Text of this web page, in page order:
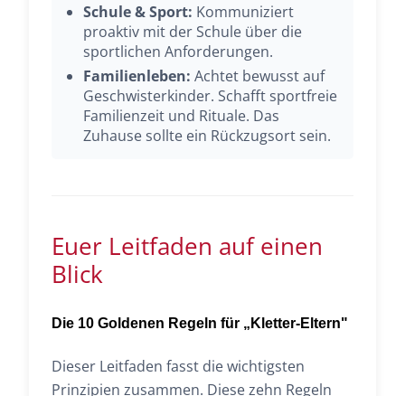
Schule & Sport: Kommuniziert
proaktiv mit der Schule über die
sportlichen Anforderungen.
Familienleben: Achtet bewusst auf
Geschwisterkinder. Schafft sportfreie
Familienzeit und Rituale. Das
Zuhause sollte ein Rückzugsort sein.
Euer Leitfaden auf einen
Blick
Die 10 Goldenen Regeln für „Kletter-Eltern"
Dieser Leitfaden fasst die wichtigsten
Prinzipien zusammen. Diese zehn Regeln